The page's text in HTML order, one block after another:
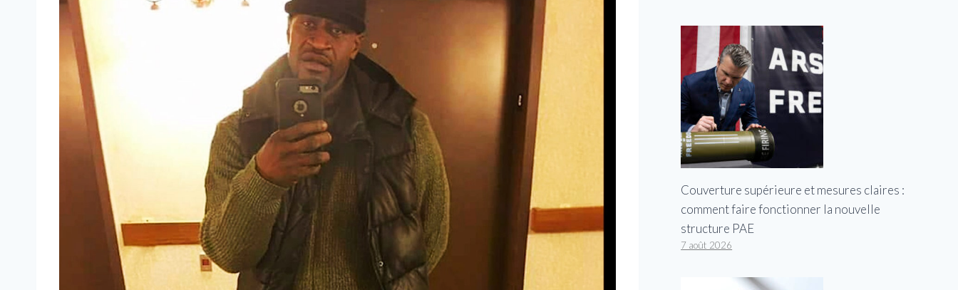
Couverture supérieure et mesures claires :
comment faire fonctionner la nouvelle
structure PAE
7 août 2026